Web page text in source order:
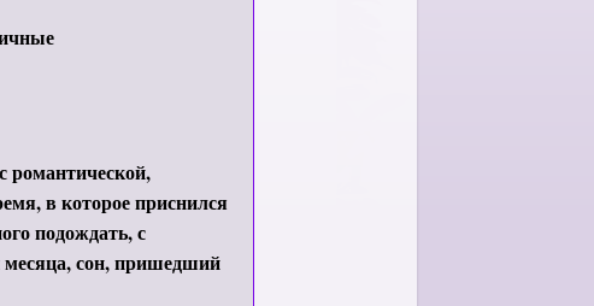
романтической,
в которое приснился
подождать, с
месяца, сон, пришедший